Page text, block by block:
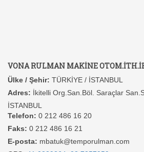
VONA RULMAN MAKİNE
Ülke / Şehir: TÜRKİYE / İSTANBUL
Adres: İkitelli Org.San.Böl. Saraçlar
İSTANBUL
Telefon: 0 212 486 16 20
Faks: 0 212 486 16 21
E-posta: mbatuk@temporulman.com